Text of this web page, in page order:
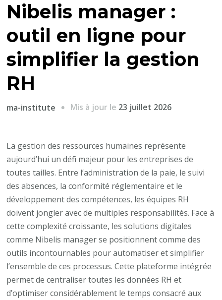
Nibelis manager :
outil en ligne pour
simplifier la gestion
RH
ma-institute Mis à jour le 23 juillet 2026
La gestion des ressources humaines représente
aujourd’hui un défi majeur pour les entreprises de
toutes tailles. Entre l’administration de la paie, le suivi
des absences, la conformité réglementaire et le
développement des compétences, les équipes RH
doivent jongler avec de multiples responsabilités. Face à
cette complexité croissante, les solutions digitales
comme Nibelis manager se positionnent comme des
outils incontournables pour automatiser et simplifier
l’ensemble de ces processus. Cette plateforme intégrée
permet de centraliser toutes les données RH et
d’optimiser considérablement le temps consacré aux